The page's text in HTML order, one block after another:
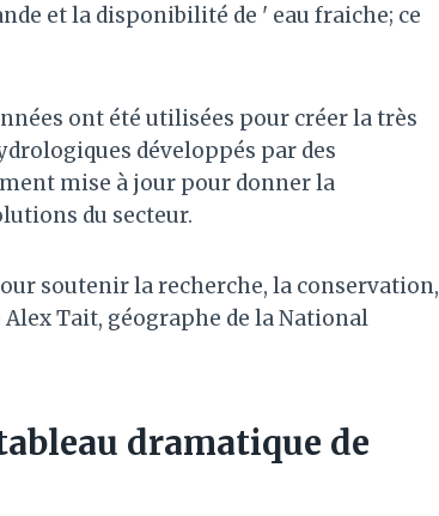
et la disponibilité de ' eau fraiche; ce
ont été utilisées pour créer la très
développés par des
mise à jour pour donner la
du secteur.
soutenir la recherche, la conservation,
Tait, géographe de la National
dramatique de